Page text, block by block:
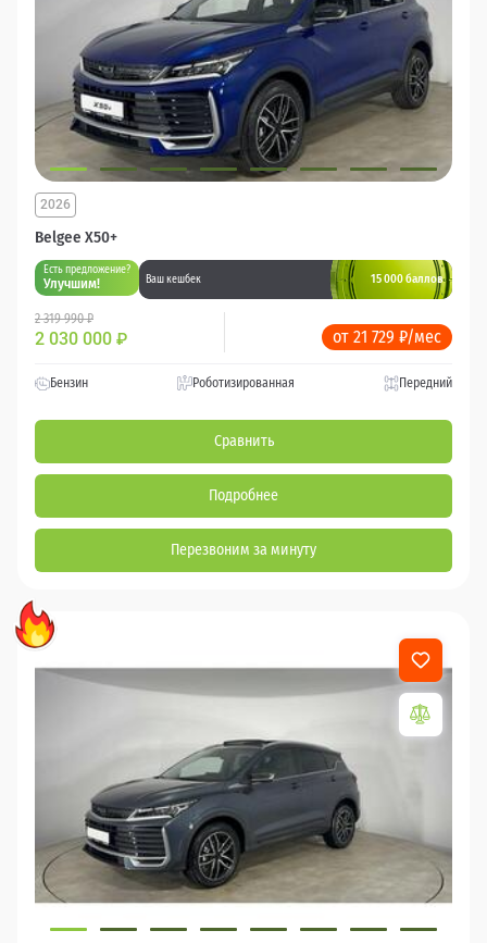
Belgee X50+
2026
Есть предложение?
Улучшим! Ваш кешбек 15 000 баллов
2 319 990 ₽
2 030 000 ₽ от 21 729 ₽/мес
Бензин Роботизированная Передний
Сравнить
Подробнее
Перезвоним за минуту